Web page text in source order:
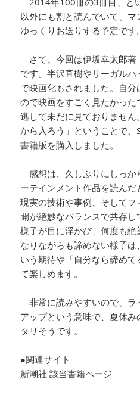
以外にも割と読んでいて、
ゆっくりお送りする予定です。
さて、今回は伊坂幸太郎著
です。半沢直樹やリーガル
で映画化もされました。自
ので映画をすごく見たかっ
逃して未だに見ておりませ
から入ろう」ということで
書籍版を購入しました。
感想は、久しぶりにしっか
ーテインメント作品を読んだ
現実の技術や事例、そして
開が絶妙なバランスで共存
様子が目に浮かび、何度も
なりながらも諦めない様子
いう期待や「自分なら諦め
て楽しめます。
非常に読みやすいので、ラ
アップという意味で、夏休
タリそうです。
●関連サイト
新潮社 該当書籍ページ